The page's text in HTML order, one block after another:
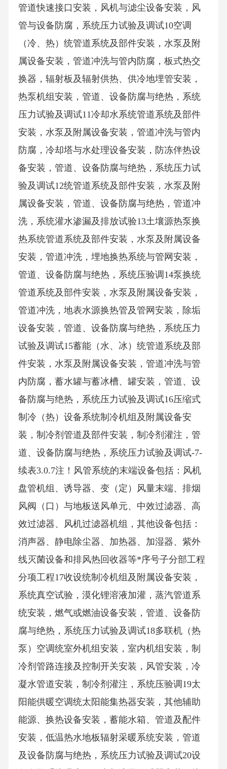
管道快速接口安装，风机与滤尘设备安装，风
管与设备防腐，系统压力试验及调试10空调
（冷、热）统管道系统及部件安装，水泵及附
属设备安装，管道冲洗与管内防腐，板式热交
换器，辐射板及辐射供热、供冷地埋管安装，
热泵机组安装，管道、设备防腐与绝热，系统
压力试验及调试11冷却水系统管道系统及部件
安装，水泵及附属设备安装，管道冲洗与管内
防腐，冷却塔与水处理设备安装，防冻伴热设
备安装，管道、设备防腐与绝热，系统压力试
验及调试12统管道系统及部件安装，水泵及附
属设备安装，管道、设备防腐与绝热，管道冲
洗，系统灌水渗漏及排放试验13土壤源热泵换
热系统管道系统及部件安装，水泵及附属设备
安装，管道冲洗，埋地换热系统与管网安装，
管道、设备防腐与绝热，系统压验调14泵换统
管道系统及部件安装，水泵及附属设备安装，
管道冲洗，地表水源换热管及管网安装，除垢
设备安装，管道、设备防腐与绝热，系统压力
试验及调试15蓄能（水、冰）统管道系统及部
件安装，水泵及附属设备安装，管道冲洗与管
内防腐，蓄水罐与蓄冰槽、罐安装，管道、设
备防腐与绝热，系统压力试验及调试16压缩式
制冷（热）设备系统制冷机组及附属设备安
装，制冷剂管道及部件安装，制冷剂灌注，管
道、设备防腐与绝热，系统压力试验及调试-7-
续表3.0.7注！风管系统的末端设备包括：风机
盘管机组、诱导器、变（定）风量末端、排烟
风阀（口）与地板送风单元、中效过滤器、高
效过滤器、风机过滤器机组，其他设备包括：
消声器、静电除尘器、加热器、加湿器、紫外
线灭菌设备和排风热回收器等*序号子分部工程
分项工程17收设统制冷机组及附属设备安装，
系统真空试验，漠化锂溶液加灌，蒸汽管道系
统安装，燃气或燃油设备安装，管道、设备防
腐与绝热，系统压力试验及调试18多联机（热
泵）空调统室外机组安装，室内机组安装，制
冷剂管路连接及控制开关安装，风管安装，冷
凝水管道安装，制冷剂灌注，系统压验调19太
阳能供暖空调统太阳能集热器安装，其他辅助
能源、换热设备安装，蓄能水箱、管道及配件
安装，低温热水地板辐射采暖系统安装，管道
及设备防腐与绝热，系统压力试验及调试20设